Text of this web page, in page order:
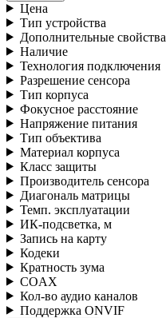
Цена
Тип устройства
Дополнительные свойства
Наличие
Технология подключения
Разрешение сенсора
Тип корпуса
Фокусное расстояние
Напряжение питания
Тип объектива
Материал корпуса
Класс защиты
Производитель сенсора
Диагональ матрицы
Темп. эксплуатации
ИК-подсветка, м
Запись на карту
Кодеки
Кратность зума
COAX
Кол-во аудио каналов
Поддержка ONVIF